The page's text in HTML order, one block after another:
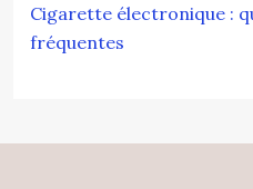
Cigarette électronique :
fréquentes